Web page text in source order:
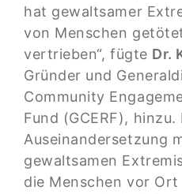
hat gewaltsamer
von Menschen
vertrieben“, fügte Dr.
Gründer und
Community
Fund (GCERF), hinzu.
Auseinandersetzung
gewaltsamen
die Menschen vor